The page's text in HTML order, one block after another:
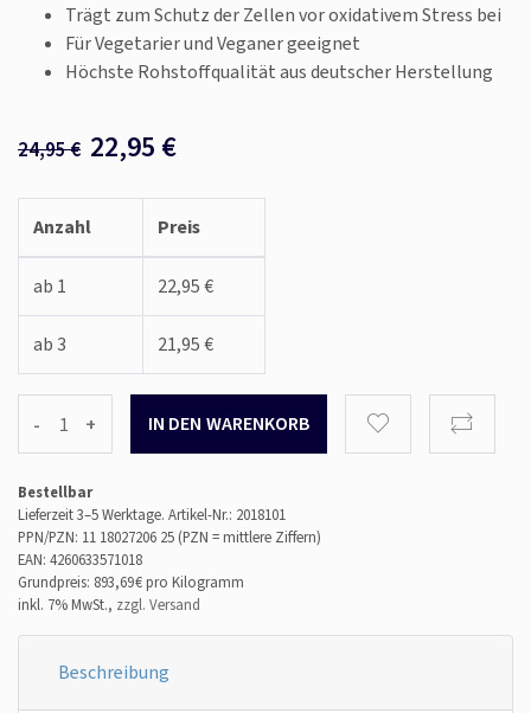
Trägt zum Schutz der Zellen vor oxidativem Stress bei
Für Vegetarier und Veganer geeignet
Höchste Rohstoffqualität aus deutscher Herstellung
24,95€ 22,95 €
Anzahl Preis
ab 1 22,95 €
ab 3 21,95 €
- +
Bestellbar
Lieferzeit 3–5 Werktage. Artikel-Nr.: 2018101
PPN/PZN: 11 18027206 25 (PZN = mittlere Ziffern)
EAN: 4260633571018
Grundpreis: 893,69 €pro Kilogramm
inkl. 7% MwSt., zzgl. Versand
Beschreibung